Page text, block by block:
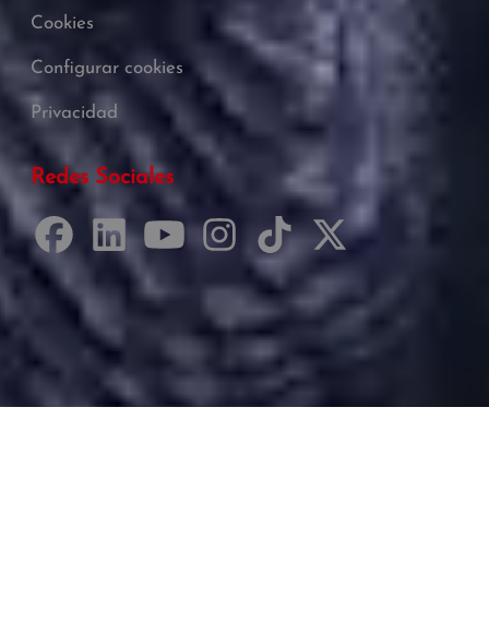
Cookies
Configurar cookies
Privacidad
Redes Sociales